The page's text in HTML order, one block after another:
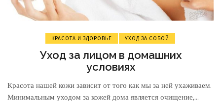
КРАСОТА И ЗДОРОВЬЕ УХОД ЗА СОБОЙ
Уход за лицом в домашних
условиях
Красота нашей кожи зависит от того как мы за ней ухаживаем.
Минимальным уходом за кожей дома является очищение,...